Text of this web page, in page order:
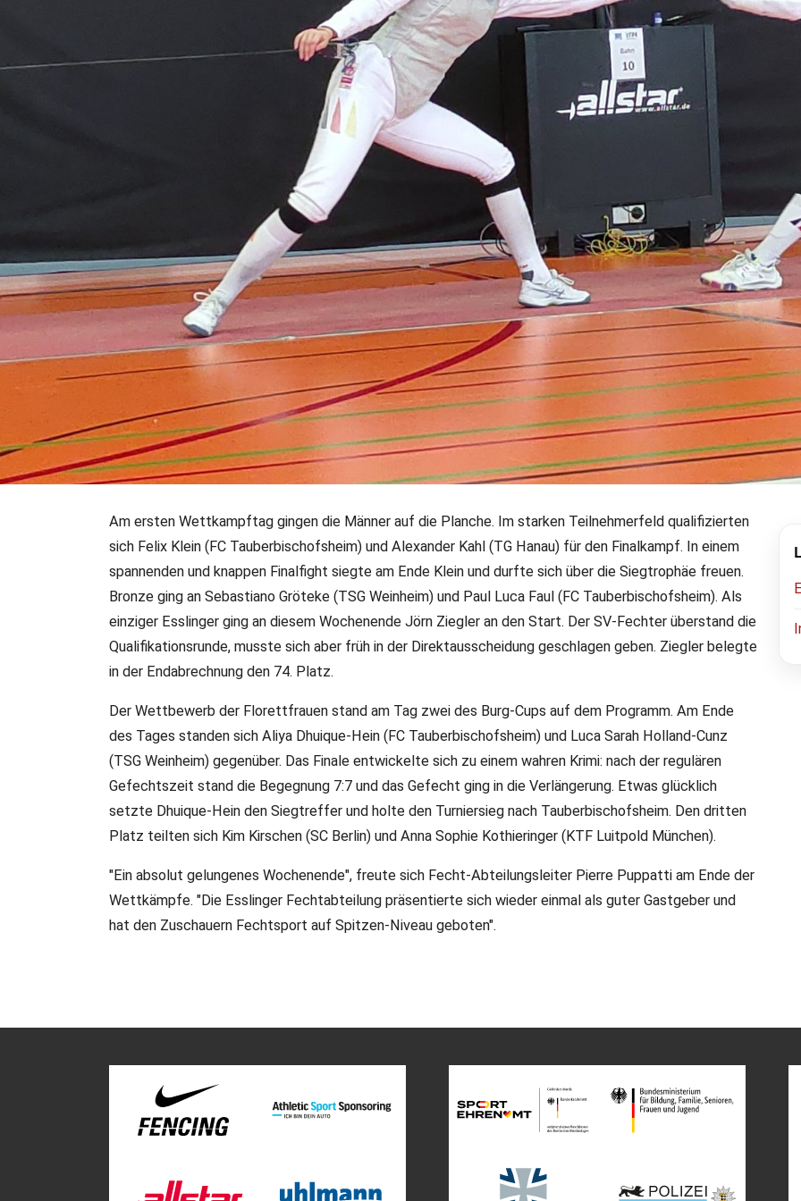
LR/DFB-PR• Sonstiges
Zwei Tauberbischofsheimer Siege beim
Burg-Cup
Am 14. und 15. Oktober war Esslingen wieder Treffpunkt für die Elite der Florett-Fechter. Bei der bereits
siebten Auflage des Esslinger "Burg-Cup" der Fechtabteilung der SV 1845 Esslingen hatten sich fast 200
die deutsche Rangliste. Am Ende siegte der FC Tauberbischofsheim bei den Männern und Frauen.
Am ersten Wettkampftag gingen die Männer auf die Planche. Im starken Teilnehmerfeld qualifizierten
sich Felix Klein (FC Tauberbischofsheim) und Alexander Kahl (TG Hanau) für den Finalkampf. In einem
spannenden und knappen Finalfight siegte am Ende Klein und durfte sich über die Siegtrophäe freuen.
Bronze ging an Sebastiano Gröteke (TSG Weinheim) und Paul Luca Faul (FC Tauberbischofsheim). Als
einziger Esslinger ging an diesem Wochenende Jörn Ziegler an den Start. Der SV-Fechter überstand die
Qualifikationsrunde, musste sich aber früh in der Direktausscheidung geschlagen geben. Ziegler belegte
in der Endabrechnung den 74. Platz.
Der Wettbewerb der Florettfrauen stand am Tag zwei des Burg-Cups auf dem Programm. Am Ende
des Tages standen sich Aliya Dhuique-Hein (FC Tauberbischofsheim) und Luca Sarah Holland-Cunz
(TSG Weinheim) gegenüber. Das Finale entwickelte sich zu einem wahren Krimi: nach der regulären
Gefechtszeit stand die Begegnung 7:7 und das Gefecht ging in die Verlängerung. Etwas glücklich
setzte Dhuique-Hein den Siegtreffer und holte den Turniersieg nach Tauberbischofsheim. Den dritten
Platz teilten sich Kim Kirschen (SC Berlin) und Anna Sophie Kothieringer (KTF Luitpold München).
"Ein absolut gelungenes Wochenende", freute sich Fecht-Abteilungsleiter Pierre Puppatti am Ende der
Wettkämpfe. "Die Esslinger Fechtabteilung präsentierte sich wieder einmal als guter Gastgeber und
hat den Zuschauern Fechtsport auf Spitzen-Niveau geboten".